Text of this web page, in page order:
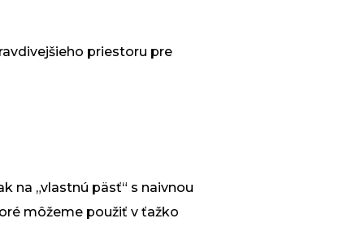
priestoru pre
na „vlastnú päsť“ s naivnou
môžeme použiť v ťažko